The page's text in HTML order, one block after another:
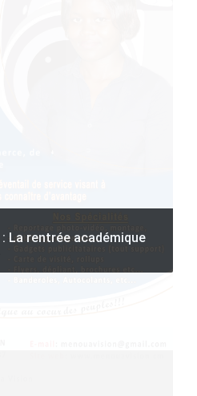
La rentrée académique